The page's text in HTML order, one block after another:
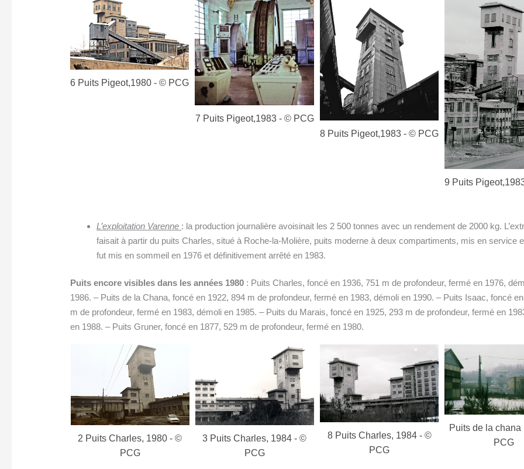
10 Puits
© PCG
L’exploitation Varenne : la production journalière avoisinait les 2 500 tonnes avec un rendement de 2000 kg.
faisait à partir du puits Charles, situé à Roche-la-Molière, puits moderne à deux compartiments, mis en service
fut mis en sommeil en 1976 et définitivement arrêté en 1983.
Puits encore visibles dans les années 1980 : Puits Charles, foncé en 1936, 751 m de profondeur, fermé en 1976,
1986. – Puits de la Chana, foncé en 1922, 894 m de profondeur, fermé en 1983, démoli en 1990. – Puits Isaac, foncé
m de profondeur, fermé en 1983, démoli en 1985. – Puits du Marais, foncé en 1925, 293 m de profondeur, fermé en
en 1988. – Puits Gruner, foncé en 1877, 529 m de profondeur, fermé en 1980.
3 Puits Charles, 1984 - ©
PCG
8 Puits Charles, 1984 - ©
PCG